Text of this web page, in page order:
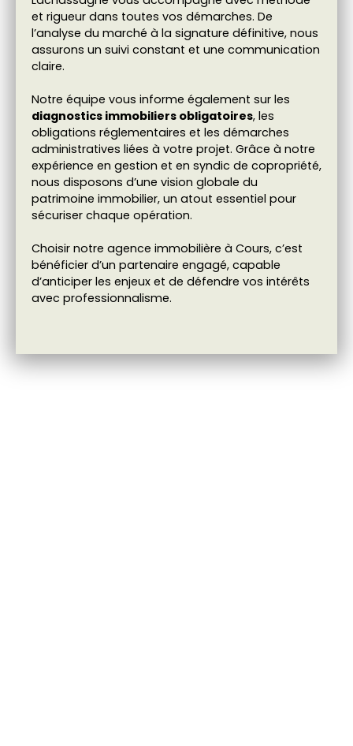
et rigueur dans toutes vos démarches. De
l’analyse du marché à la signature définitive, nous
assurons un suivi constant et une communication
claire.
Notre équipe vous informe également sur les
diagnostics immobiliers obligatoires, les
obligations réglementaires et les démarches
administratives liées à votre projet. Grâce à notre
expérience en gestion et en syndic de copropriété,
nous disposons d’une vision globale du
patrimoine immobilier, un atout essentiel pour
sécuriser chaque opération.
Choisir notre agence immobilière à Cours, c’est
bénéficier d’un partenaire engagé, capable
d’anticiper les enjeux et de défendre vos intérêts
avec professionnalisme.